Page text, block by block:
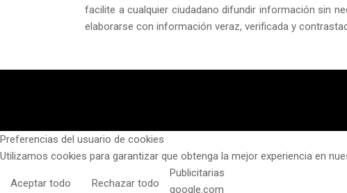
facilite a cualquier ciudadano difundir información sin
elaborarse con información veraz, verificada y
Preferencias del usuario de cookies
Utilizamos cookies para garantizar que obtenga la mejor experiencia en
Aceptar todo Rechazar todo
Publicitarias
google.com